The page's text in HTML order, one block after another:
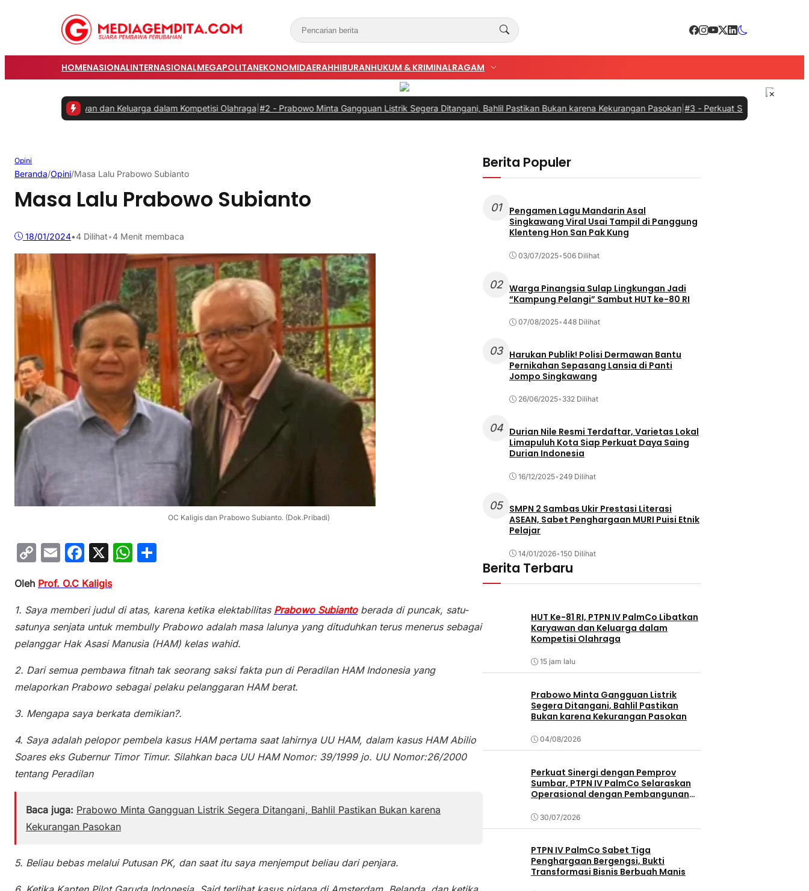
HOMENASIONALINTERNASIONALMEGAPOLITANEKONOMIDAERAHHIBURANHUKUM & KRIMINALRAGAM
Karyawan dan Keluarga dalam Kompetisi Olahraga|#2 -Prabowo Minta Gangguan Listrik Segera Ditangani, Bahlil Pastikan Bukan karena Kekurangan Pasokan|#3 -Perkuat Sinergi dengan Pemprov
Opini
Beranda/Opini/Masa Lalu Prabowo Subianto
Masa Lalu Prabowo Subianto
18/01/2024•4 Dilihat•4 Menit membaca
OC Kaligis dan Prabowo Subianto. (Dok.Pribadi)
C
p
y
Li
n
k
E
ai
l
F
c
e
b
o
o
k
X
W
s
A
p
p
e
Oleh Prof. O.C Kaligis
1. Saya memberi judul di atas, karena ketika elektabilitas Prabowo Subiantoberada di puncak, satu-
satunya senjata untuk membully Prabowo adalah masa lalunya yang dituduhkan terus menerus sebagai
pelanggar Hak Asasi Manusia (HAM) kelas wahid.
2. Dari semua pembawa fitnah tak seorang saksi fakta pun di Peradilan HAM Indonesia yang
melaporkan Prabowo sebagai pelaku pelanggaran HAM berat.
3. Mengapa saya berkata demikian?.
4. Saya adalah pelopor pembela kasus HAM pertama saat lahirnya UU HAM, dalam kasus HAM Abilio
Soares eks Gubernur Timor Timur. Silahkan baca UU HAM Nomor: 39/1999 jo. UU Nomor:26/2000
tentang Peradilan
Baca juga: Prabowo Minta Gangguan Listrik Segera Ditangani, Bahlil Pastikan Bukan karena
Kekurangan Pasokan
5. Beliau bebas melalui Putusan PK, dan saat itu saya menjemput beliau dari penjara.
Berita Populer
01
Pengamen Lagu Mandarin Asal
Singkawang Viral Usai Tampil di Panggung
Klenteng Hon San Pak Kung
03/07/2025• 506 Dilihat
02 Warga Pinangsia Sulap Lingkungan Jadi
“Kampung Pelangi” Sambut HUT ke-80 RI
07/08/2025•448 Dilihat
03 Harukan Publik! Polisi Dermawan Bantu
Pernikahan Sepasang Lansia di Panti
Jompo Singkawang
26/06/2025• 332 Dilihat
04 Durian Nile Resmi Terdaftar, Varietas Lokal
Limapuluh Kota Siap Perkuat Daya Saing
Durian Indonesia
16/12/2025• 249 Dilihat
05 SMPN 2 Sambas Ukir Prestasi Literasi
ASEAN, Sabet Penghargaan MURI Puisi Etnik
Pelajar
14/01/2026•150 Dilihat
Berita Terbaru
HUT Ke-81 RI, PTPN IV PalmCo Libatkan
Karyawan dan Keluarga dalam
Kompetisi Olahraga
15 jam lalu
Prabowo Minta Gangguan Listrik
Segera Ditangani, Bahlil Pastikan
Bukan karena Kekurangan Pasokan
04/08/2026
Perkuat Sinergi dengan Pemprov
Sumbar, PTPN IV PalmCo Selaraskan
Operasional dengan Pembangunan
30/07/2026
PTPN IV PalmCo Sabet Tiga
Penghargaan Bergengsi, Bukti
Transformasi Bisnis Berbuah Manis
×